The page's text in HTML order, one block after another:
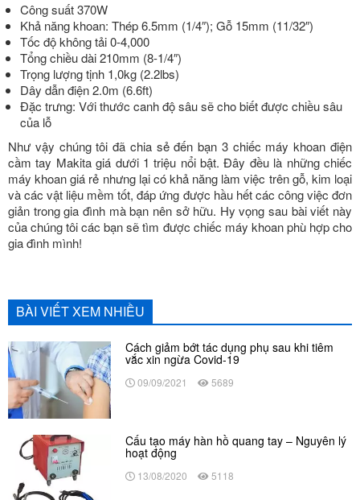
Công suất 370W
Khả năng khoan: Thép 6.5mm (1/4″); Gỗ 15mm (11/32″)
Tốc độ không tải 0-4,000
Tổng chiều dài 210mm (8-1/4″)
Trọng lượng tịnh 1,0kg (2.2lbs)
Dây dẫn điện 2.0m (6.6ft)
Đặc trưng: Với thước canh độ sâu sẽ cho biết được chiều sâu
của lỗ
Như vậy chúng tôi đã chia sẻ đến bạn 3 chiếc máy khoan điện
cầm tay Makita giá dưới 1 triệu nổi bật. Đây đều là những chiếc
máy khoan giá rẻ nhưng lại có khả năng làm việc trên gỗ, kim loại
và các vật liệu mềm tốt, đáp ứng được hầu hết các công việc đơn
giản trong gia đình mà bạn nên sở hữu. Hy vọng sau bài viết này
của chúng tôi các bạn sẽ tìm được chiếc máy khoan phù hợp cho
gia đình mình!
BÀI VIẾT XEM NHIỀU
Cách giảm bớt tác dụng phụ sau khi tiêm
vắc xin ngừa Covid-19
09/09/2021 5689
Cấu tạo máy hàn hồ quang tay – Nguyên lý
hoạt động
13/08/2020 5118